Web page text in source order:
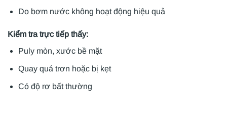
Do bơm nước không hoạt động hiệu quả
Kiểm tra trực tiếp thấy:
Puly mòn, xước bề mặt
Quay quá trơn hoặc bị kẹt
Có độ rơ bất thường